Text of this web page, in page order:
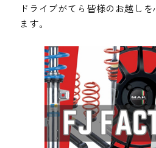
ドライブがてら皆様のお越し
ます。